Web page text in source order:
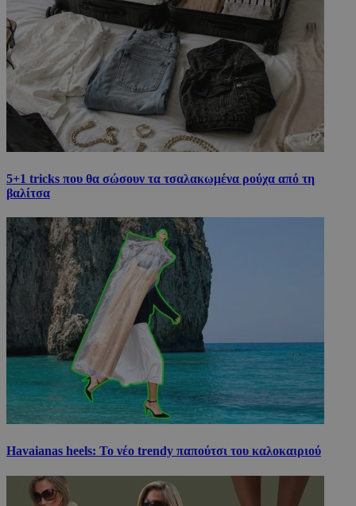
5+1 tricks που θα σώσουν τα τσαλακωμένα ρούχα από τη
βαλίτσα
Havaianas heels: Το νέο trendy παπούτσι του καλοκαιριού